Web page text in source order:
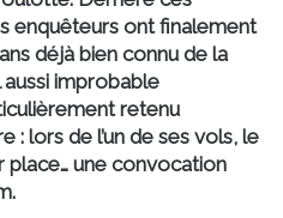
enquêteurs ont finalement
déjà bien connu de la
aussi improbable
retenu
: lors de l’un de ses vols, le
place… une convocation